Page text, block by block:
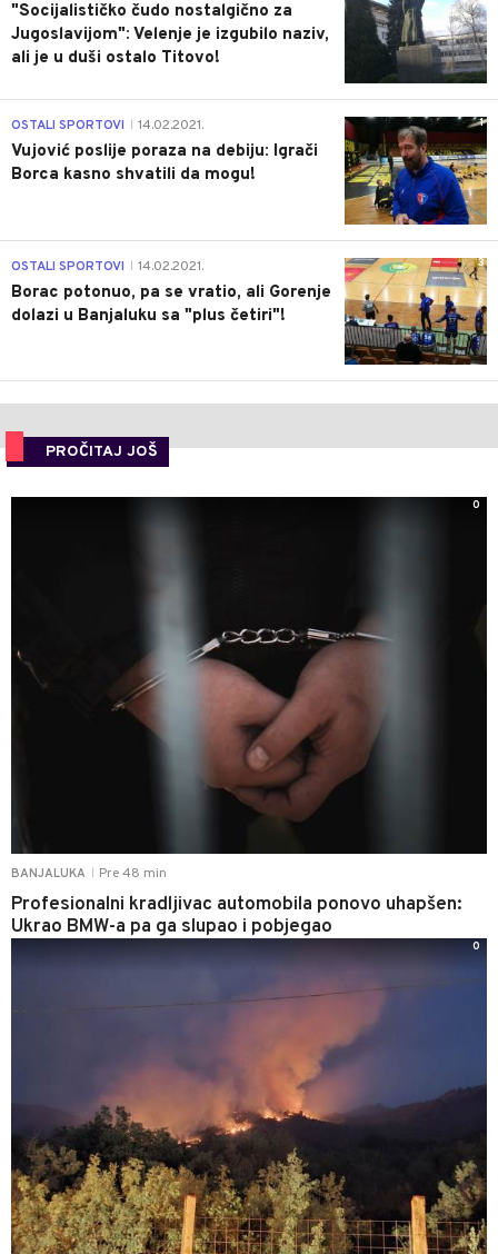
"Socijalističko čudo nostalgično za
Jugoslavijom": Velenje je izgubilo naziv,
ali je u duši ostalo Titovo!
1
OSTALI SPORTOVI 14.02.2021.
Vujović poslije poraza na debiju: Igrači
Borca kasno shvatili da mogu!
3
OSTALI SPORTOVI 14.02.2021.
Borac potonuo, pa se vratio, ali Gorenje
dolazi u Banjaluku sa "plus četiri"!
PROČITAJ JOŠ
BANJALUKA Pre 48 min
Profesionalni kradljivac automobila ponovo uhapšen:
Ukrao BMW-a pa ga slupao i pobjegao
0
0